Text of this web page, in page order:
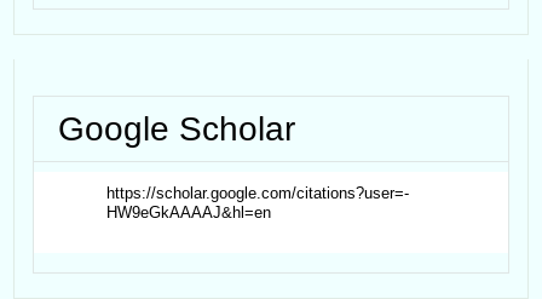
Google Scholar
https://scholar.google.com/citations?user=-
HW9eGkAAAAJ&hl=en